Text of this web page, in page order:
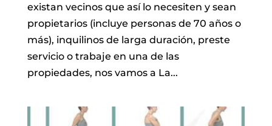
existan vecinos que así lo necesiten y sean
propietarios (incluye personas de 70 años o
más), inquilinos de larga duración, preste
servicio o trabaje en una de las
propiedades, nos vamos a La...